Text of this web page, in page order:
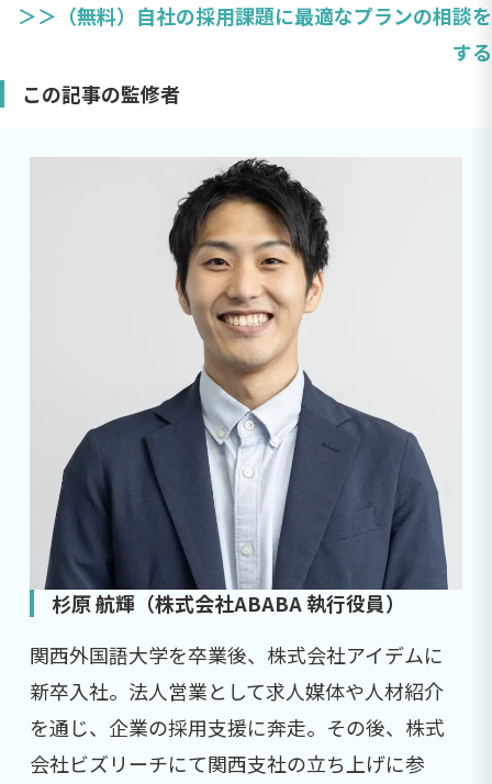
＞＞（無料）自社の採用課題に最適なプランの相談を
する
この記事の監修者
杉原 航輝（株式会社ABABA 執行役員）
関西外国語大学を卒業後、株式会社アイデムに
新卒入社。法人営業として求人媒体や人材紹介
を通じ、企業の採用支援に奔走。その後、株式
会社ビズリーチにて関西支社の立ち上げに参